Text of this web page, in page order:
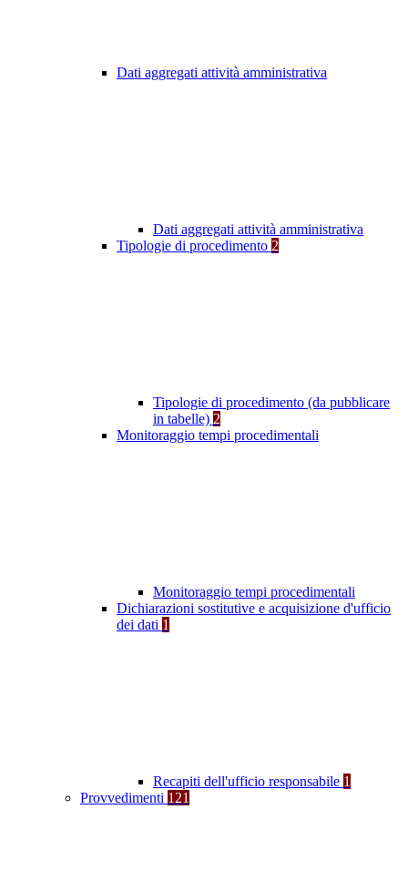
Dati aggregati attività amministrativa
Dati aggregati attività amministrativa
Tipologie di procedimento 2
Tipologie di procedimento (da pubblicare
in tabelle) 2
Monitoraggio tempi procedimentali
Monitoraggio tempi procedimentali
Dichiarazioni sostitutive e acquisizione d'ufficio
dei dati 1
Recapiti dell'ufficio responsabile 1
Provvedimenti 121